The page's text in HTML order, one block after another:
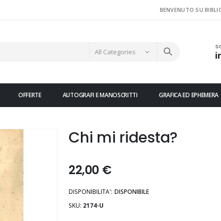
BENVENUTO SU
OFFERTE AUTOGRAFI E MANOSCRITTI GRAFICA ED EPHEMERA
Chi mi ridesta?
22,00 €
DISPONIBILITA': DISPONIBILE
SKU 2174-U